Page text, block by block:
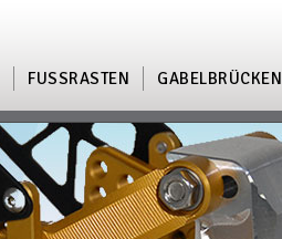
FUSSRASTEN GABELBRÜCKEN